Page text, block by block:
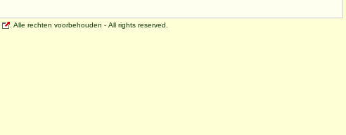
. Alle rechten voorbehouden - All rights reserved.